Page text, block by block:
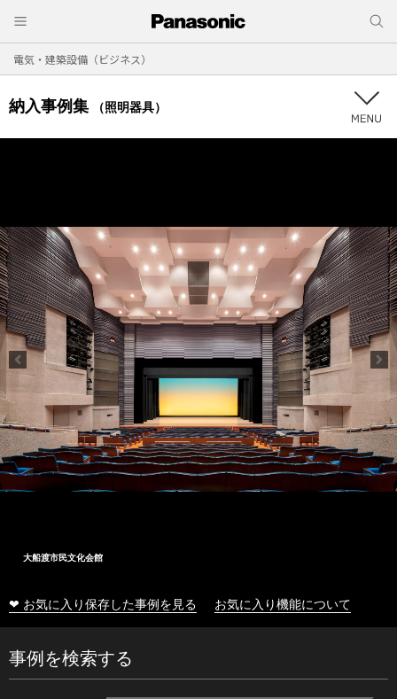
電気・建築設備（ビジネス）
納入事例集 （照明器具）
大船渡市民文化会館
❤ お気に入り保存した事例を見る お気に入り機能について
事例を検索する